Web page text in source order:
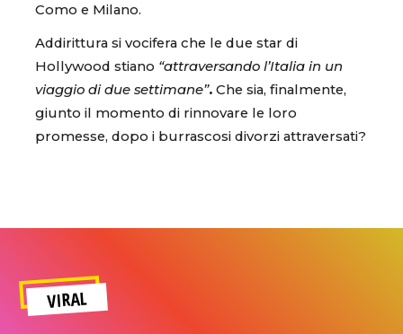
Como e Milano.
Addirittura si vocifera che le due star di
Hollywood stiano “attraversando l’Italia in un
viaggio di due settimane”. Che sia, finalmente,
giunto il momento di rinnovare le loro
promesse, dopo i burrascosi divorzi attraversati?
VIRAL